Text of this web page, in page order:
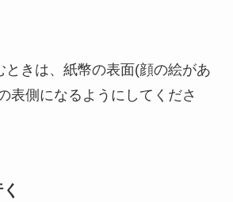
ときは、紙幣の表面(顔の絵があ
表側になるようにしてくださ